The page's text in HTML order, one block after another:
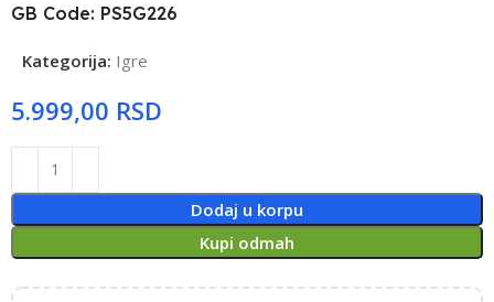
GB Code: PS5G226
Kategorija: Igre
RSD
Dodaj u korpu
Kupi odmah